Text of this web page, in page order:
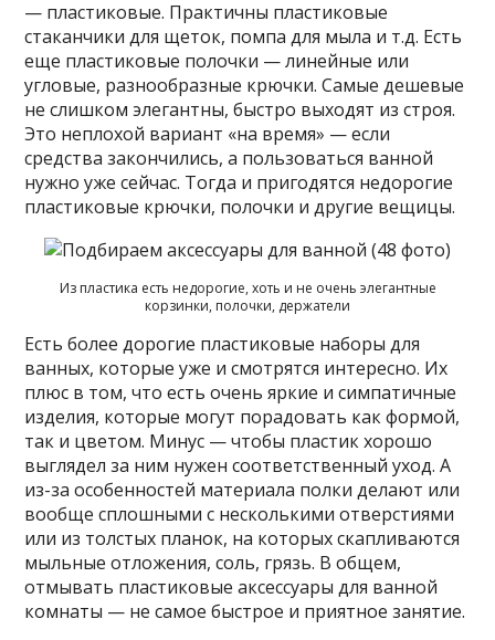
— пластиковые. Практичны пластиковые
стаканчики для щеток, помпа для мыла и т.д. Есть
еще пластиковые полочки — линейные или
угловые, разнообразные крючки. Самые дешевые
не слишком элегантны, быстро выходят из строя.
Это неплохой вариант «на время» — если
средства закончились, а пользоваться ванной
нужно уже сейчас. Тогда и пригодятся недорогие
пластиковые крючки, полочки и другие вещицы.
Из пластика есть недорогие, хоть и не очень элегантные
корзинки, полочки, держатели
Есть более дорогие пластиковые наборы для
ванных, которые уже и смотрятся интересно. Их
плюс в том, что есть очень яркие и симпатичные
изделия, которые могут порадовать как формой,
так и цветом. Минус — чтобы пластик хорошо
выглядел за ним нужен соответственный уход. А
из-за особенностей материала полки делают или
вообще сплошными с несколькими отверстиями
или из толстых планок, на которых скапливаются
мыльные отложения, соль, грязь. В общем,
отмывать пластиковые аксессуары для ванной
комнаты — не самое быстрое и приятное занятие.